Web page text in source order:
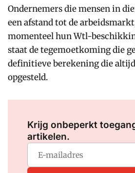
Ondernemers die mensen in
een afstand tot de
momenteel hun Wtl-
staat de tegemoetkoming die
definitieve berekening die
opgesteld.
Krijg onbeperkt
artikelen.